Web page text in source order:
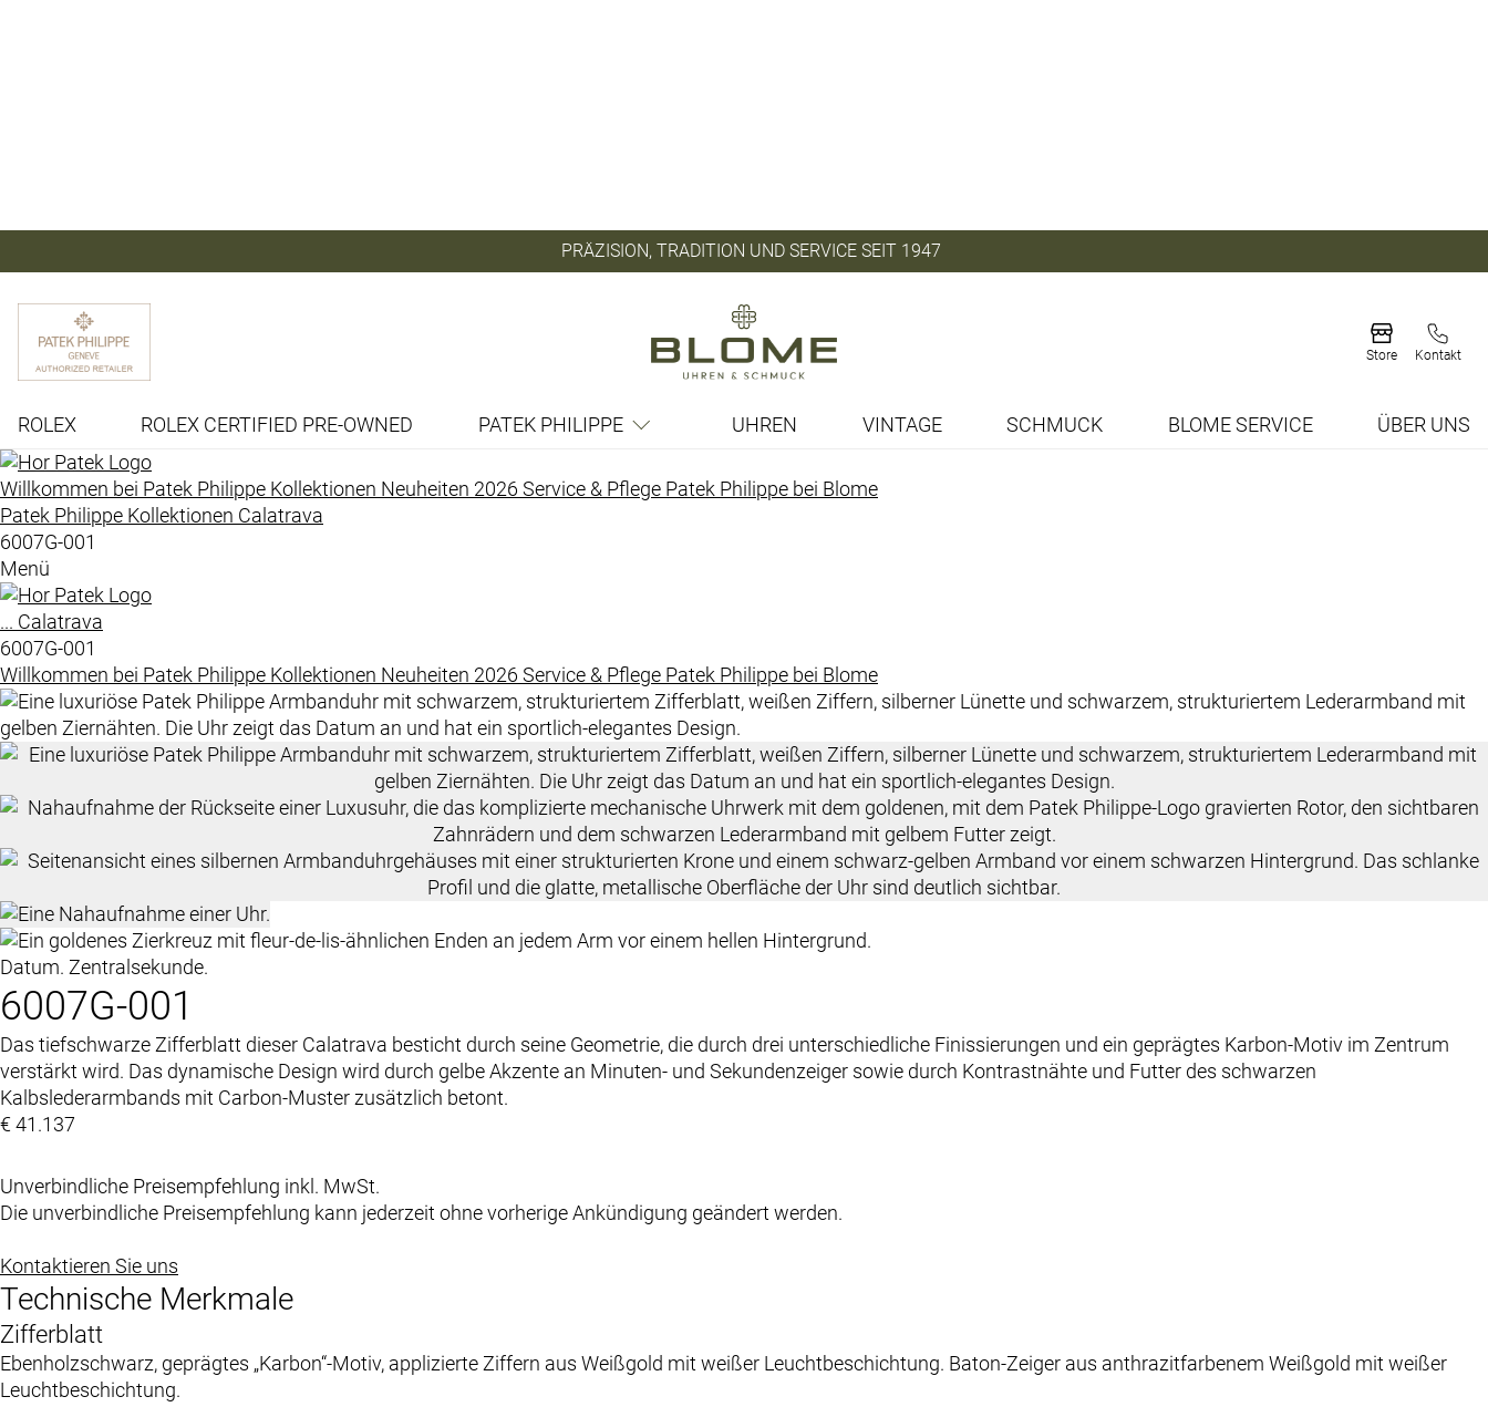
PRÄZISION, TRADITION UND SERVICE SEIT 1947
Store Kontakt
ROLEX ROLEX CERTIFIED PRE-OWNED PATEK PHILIPPE UHREN VINTAGE SCHMUCK BLOME SERVICE ÜBER UNS
Willkommen bei Patek Philippe Kollektionen Neuheiten 2026 Service & Pflege Patek Philippe bei Blome
Patek Philippe Kollektionen Calatrava
6007G-001
Menü
... Calatrava
6007G-001
Willkommen bei Patek Philippe Kollektionen Neuheiten 2026 Service & Pflege Patek Philippe bei Blome
Datum. Zentralsekunde.
6007G-001
Das tiefschwarze Zifferblatt dieser Calatrava besticht durch seine Geometrie, die durch drei unterschiedliche Finissierungen und ein geprägtes Karbon-Motiv im Zentrum
verstärkt wird. Das dynamische Design wird durch gelbe Akzente an Minuten- und Sekundenzeiger sowie durch Kontrastnähte und Futter des schwarzen
Kalbslederarmbands mit Carbon-Muster zusätzlich betont.
€ 41.137
Unverbindliche Preisempfehlung inkl. MwSt.
Die unverbindliche Preisempfehlung kann jederzeit ohne vorherige Ankündigung geändert werden.
Kontaktieren Sie uns
Technische Merkmale
Zifferblatt
Ebenholzschwarz, geprägtes „Karbon“-Motiv, applizierte Ziffern aus Weißgold mit weißer Leuchtbeschichtung. Baton-Zeiger aus anthrazitfarbenem Weißgold mit weißer
Leuchtbeschichtung.